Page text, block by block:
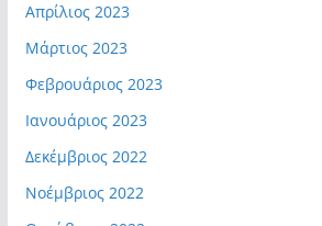
Απρίλιος 2023
Μάρτιος 2023
Φεβρουάριος 2023
Ιανουάριος 2023
Δεκέμβριος 2022
Νοέμβριος 2022